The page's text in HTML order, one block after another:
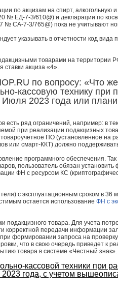
по акцизам на спирт, алкогольную
№ ЕД-7-3/610@) и декларации по
№ СА-7-3/765@) пока не учитывают
указывать в отчетности код вида
товарами на территории
ставки акциза «4».
по вопросу: «Что же
кассовую технику при
2023 года или
есть ряд ограничений, например: в
при реализации подакцизных
ПО (установленное на
или смарт-ККТ) должно
программного обеспечения.
пользователь обязан
ФН с ресурсом КС
с эксплуатационным сроком в 36
остается использование ФН с
подакцизного товара. Для учета
корректной передачи информации
формировании запроса на
что в свою очередь приведет к
товара в системе «Честный знак».
кассовой техники при
года, с учетом